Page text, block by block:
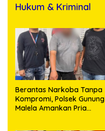
Hukum & Kriminal
Berantas Narkoba Tanpa
Kompromi, Polsek Gunung
Malela Amankan Pria